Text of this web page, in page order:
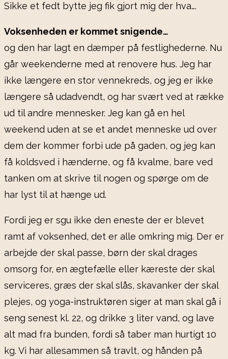
Sikke et fedt bytte jeg fik gjort mig der hva….
Voksenheden er kommet snigende…
og den har lagt en dæmper på festlighederne. Nu
går weekenderne med at renovere hus. Jeg har
ikke længere en stor vennekreds, og jeg er ikke
længere så udadvendt, og har svært ved at række
ud til andre mennesker. Jeg kan gå en hel
weekend uden at se et andet menneske ud over
dem der kommer forbi ude på gaden, og jeg kan
få koldsved i hænderne, og få kvalme, bare ved
tanken om at skrive til nogen og spørge om de
har lyst til at hænge ud.
Fordi jeg er sgu ikke den eneste der er blevet
ramt af voksenhed, det er alle omkring mig. Der er
arbejde der skal passe, børn der skal drages
omsorg for, en ægtefælle eller kæreste der skal
serviceres, græs der skal slås, skavanker der skal
plejes, og yoga-instruktøren siger at man skal gå i
seng senest kl. 22, og drikke 3 liter vand, og lave
alt mad fra bunden, fordi så taber man hurtigt 10
kg. Vi har allesammen så travlt, og hånden på